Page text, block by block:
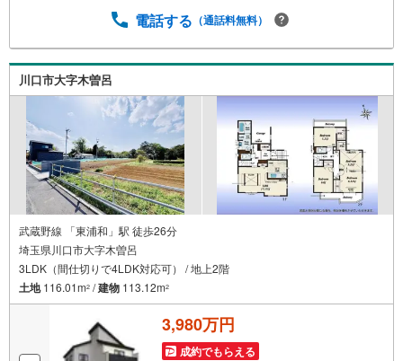
9:00】上記時間はお電話が繋がりやすくなっております。
約ボタンよりご希望の日時をご記入いただけますとスムー
ズにご案内が可能です。～住宅ローン～諸費用込融資や築
年数の古い物件のローンも得意としており、最適な銀行を
ご提案します。～リフォーム～理想の間取り、テイストを
作り上げられます！リフォームプランナーの同行も可能で
す。
電話する （通話料無料）
川口市大字木曽呂
武蔵野線 「東浦和」駅 徒歩26分
埼玉県川口市大字木曽呂
3LDK（間仕切りで4LDK対応可） / 地上2階
土地116.01m2 /建物 113.12m2
3,980万円
成約でもらえる